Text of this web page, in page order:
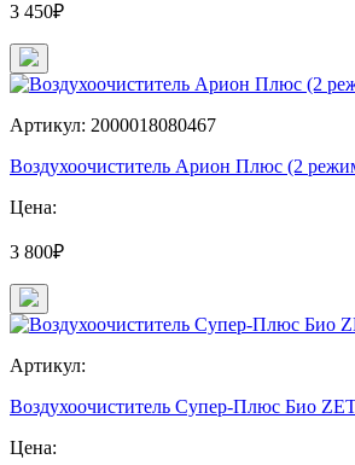
3 450₽
Артикул: 2000018080467
Воздухоочиститель Арион Плюс (2
Цена:
3 800₽
Артикул:
Воздухоочиститель Супер-Плюс Био
Цена: